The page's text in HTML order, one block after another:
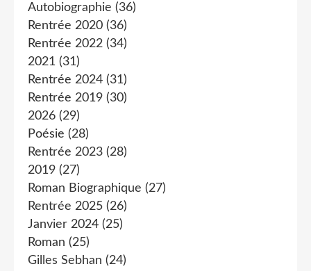
Autobiographie (36)
Rentrée 2020 (36)
Rentrée 2022 (34)
2021 (31)
Rentrée 2024 (31)
Rentrée 2019 (30)
2026 (29)
Poésie (28)
Rentrée 2023 (28)
2019 (27)
Roman Biographique (27)
Rentrée 2025 (26)
Janvier 2024 (25)
Roman (25)
Gilles Sebhan (24)